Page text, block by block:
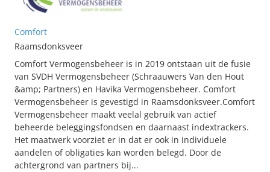
Comfort
Raamsdonksveer
Comfort Vermogensbeheer is in 2019 ontstaan uit de fusie
van SVDH Vermogensbeheer (Schraauwers Van den Hout
&amp; Partners) en Havika Vermogensbeheer. Comfort
Vermogensbeheer is gevestigd in Raamsdonksveer.Comfort
Vermogensbeheer maakt veelal gebruik van actief
beheerde beleggingsfondsen en daarnaast indextrackers.
Het maatwerk voorziet er in dat er ook in individuele
aandelen of obligaties kan worden belegd. Door de
achtergrond van partners bij...